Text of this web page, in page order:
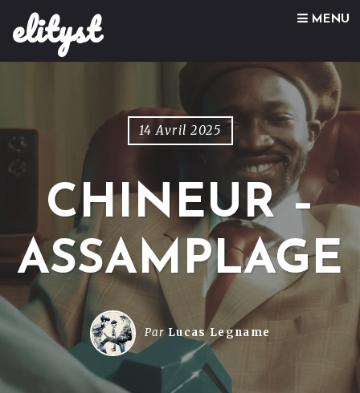
elityst MENU
Skip to content
14 Avril 2025
CHINEUR –
ASSAMPLAGE
ParLucas Legname